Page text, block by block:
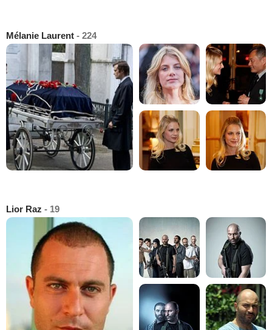
Mélanie Laurent - 224
Lior Raz - 19